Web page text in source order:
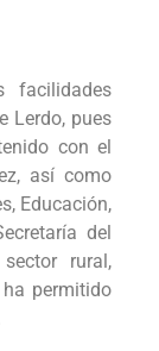
facilidades
Lerdo, pues
con el
así como
Educación,
del
rural,
permitido